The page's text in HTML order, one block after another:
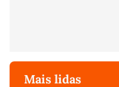
Mais lidas